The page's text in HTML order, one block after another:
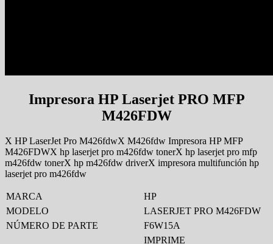
Impresora HP Laserjet PRO MFP
M426FDW
X HP LaserJet Pro M426fdwX M426fdw Impresora HP MFP
M426FDWX hp laserjet pro m426fdw tonerX hp laserjet pro mfp
m426fdw tonerX hp m426fdw driverX impresora multifunción hp
laserjet pro m426fdw
MARCA
HP
MODELO
LASERJET PRO M426FDW
NÚMERO DE PARTE
F6W15A
IMPRIME